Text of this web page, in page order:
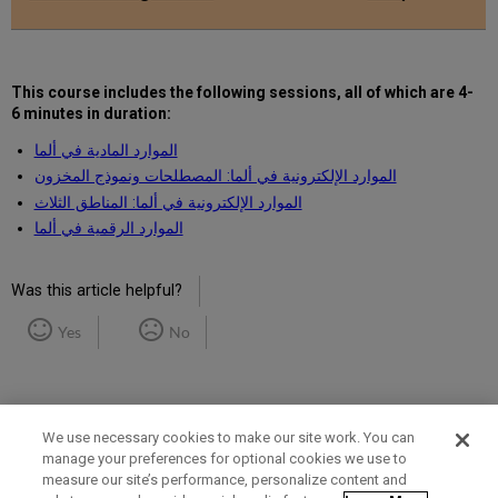
This course includes the following sessions, all of which are 4-
6 minutes in duration:
الموارد المادية في ألما
الموارد الإلكترونية في ألما: المصطلحات ونموذج المخزون
الموارد الإلكترونية في ألما: المناطق الثلاث
الموارد الرقمية في ألما
Was this article helpful?
Yes No
Term of Use Privacy Policy Contact Us
We use necessary cookies to make our site work. You can
manage your preferences for optional cookies we use to
measure our site’s performance, personalize content and